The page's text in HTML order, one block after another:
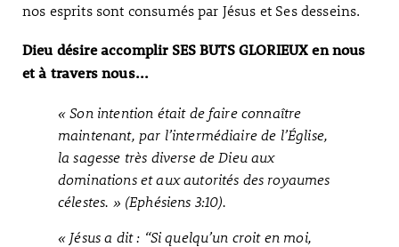
nos esprits sont consumés par Jésus et Ses desseins.
Dieu désire accomplir SES BUTS GLORIEUX en nous
et à travers nous...
« Son intention était de faire connaître
maintenant, par l’intermédiaire de l’Église,
la sagesse très diverse de Dieu aux
dominations et aux autorités des royaumes
célestes. » (Ephésiens 3:10).
« Jésus a dit : “Si quelqu’un croit en moi,